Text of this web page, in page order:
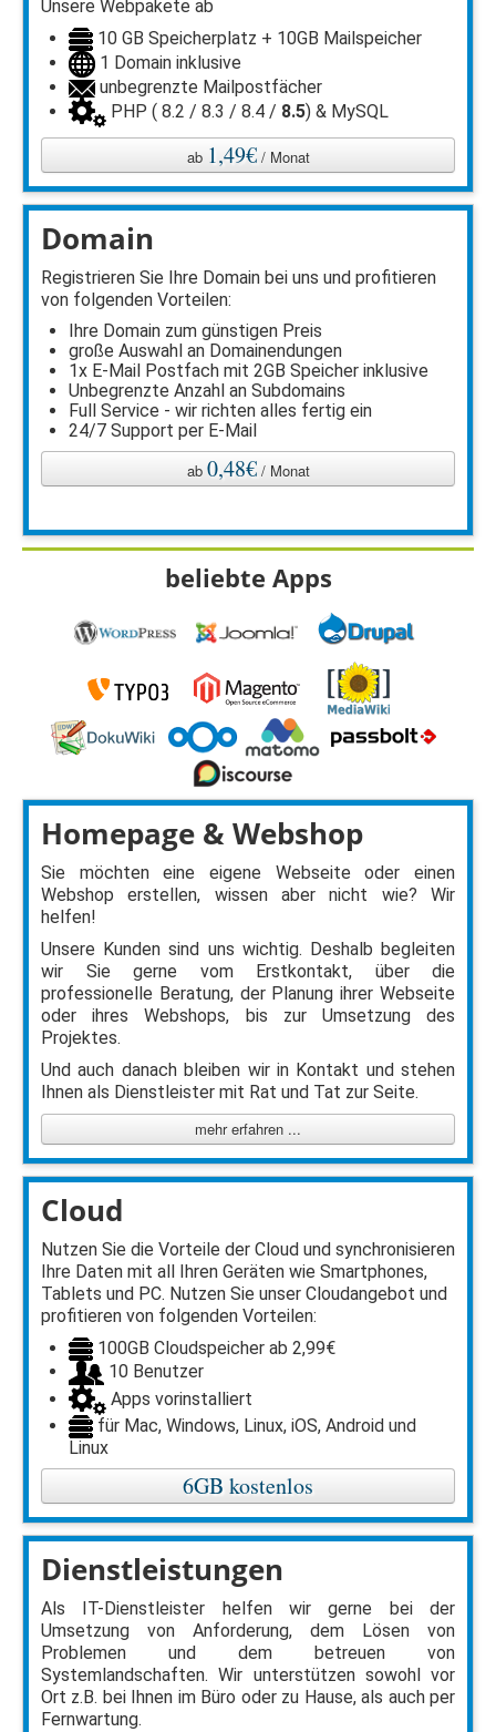
Unsere Webpakete ab
10 GB Speicherplatz + 10GB Mailspeicher
1 Domain inklusive
unbegrenzte Mailpostfächer
PHP ( 8.2 / 8.3 / 8.4 / 8.5) & MySQL
ab 1,49€/ Monat
Domain
Registrieren Sie Ihre Domain bei uns und profitieren
von folgenden Vorteilen:
Ihre Domain zum günstigen Preis
große Auswahl an Domainendungen
1x E-Mail Postfach mit 2GB Speicher inklusive
Unbegrenzte Anzahl an Subdomains
Full Service - wir richten alles fertig ein
24/7 Support per E-Mail
ab 0,48€/ Monat
beliebte Apps
Homepage & Webshop
Sie möchten eine eigene Webseite oder einen
Webshop erstellen, wissen aber nicht wie? Wir
helfen!
Unsere Kunden sind uns wichtig. Deshalb begleiten
wir Sie gerne vom Erstkontakt, über die
professionelle Beratung, der Planung ihrer Webseite
oder ihres Webshops, bis zur Umsetzung des
Projektes.
Und auch danach bleiben wir in Kontakt und stehen
Ihnen als Dienstleister mit Rat und Tat zur Seite.
mehr erfahren ...
Cloud
Nutzen Sie die Vorteile der Cloud und synchronisieren
Ihre Daten mit all Ihren Geräten wie Smartphones,
Tablets und PC. Nutzen Sie unser Cloudangebot und
profitieren von folgenden Vorteilen:
100GB Cloudspeicher ab 2,99€
10 Benutzer
Apps vorinstalliert
für Mac, Windows, Linux, iOS, Android und
Linux
6GB kostenlos
Dienstleistungen
Als IT-Dienstleister helfen wir gerne bei der
Umsetzung von Anforderung, dem Lösen von
Problemen und dem betreuen von
Systemlandschaften. Wir unterstützen sowohl vor
Ort z.B. bei Ihnen im Büro oder zu Hause, als auch per
Fernwartung.